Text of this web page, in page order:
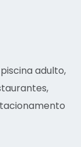
adulto,